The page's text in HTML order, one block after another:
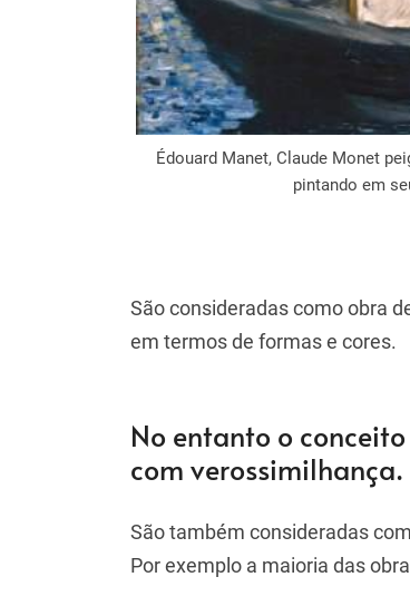
Édouard Manet, Claude Monet
pintando em
São consideradas como obra
em termos de formas e cores.
No entanto o
com verossimilhança.
São também consideradas
Por exemplo a maioria das